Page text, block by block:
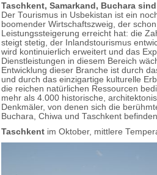
Taschkent, Samarkand, Buchara
Der Tourismus in Usbekistan ist ein
boomender Wirtschaftszweig, der
Leistungssteigerung erreicht hat: die
steigt stetig, der Inlandstourismus
wird kontinuierlich erweitert und das
Dienstleistungen in diesem Bereich
Entwicklung dieser Branche ist durch
und durch das einzigartige kulturelle
die reichen natürlichen Ressourcen
mehr als 4.000 historische,
Denkmäler, von denen sich die
Buchara, Chiwa und Taschkent befinden.
Taschkent im Oktober, mittlere